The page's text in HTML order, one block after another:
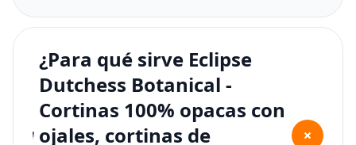
¿Para qué sirve Eclipse
Dutchess Botanical -
Cortinas 100% opacas con
ojales, cortinas de
+